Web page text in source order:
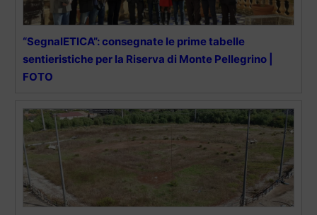
“SegnalETICA”: consegnate le prime tabelle
sentieristiche per la Riserva di Monte Pellegrino |
FOTO